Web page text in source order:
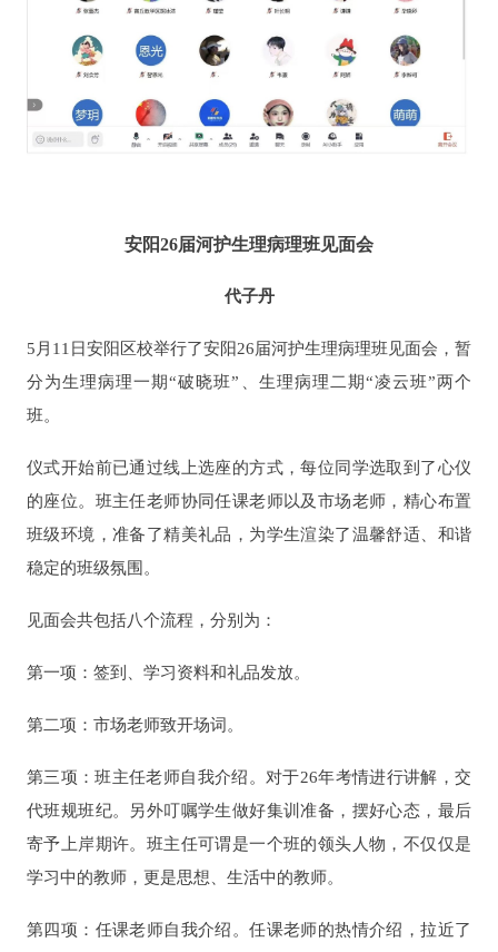
安阳26届河护生理病理班见面会
代子丹
5月11日安阳区校举行了安阳26届河护生理病理班见面会，暂
分为生理病理一期“破晓班”、生理病理二期“凌云班”两个
班。
仪式开始前已通过线上选座的方式，每位同学选取到了心仪
的座位。班主任老师协同任课老师以及市场老师，精心布置
班级环境，准备了精美礼品，为学生渲染了温馨舒适、和谐
稳定的班级氛围。
见面会共包括八个流程，分别为：
第一项：签到、学习资料和礼品发放。
第二项：市场老师致开场词。
第三项：班主任老师自我介绍。对于26年考情进行讲解，交
代班规班纪。另外叮嘱学生做好集训准备，摆好心态，最后
寄予上岸期许。班主任可谓是一个班的领头人物，不仅仅是
学习中的教师，更是思想、生活中的教师。
第四项：任课老师自我介绍。任课老师的热情介绍，拉近了